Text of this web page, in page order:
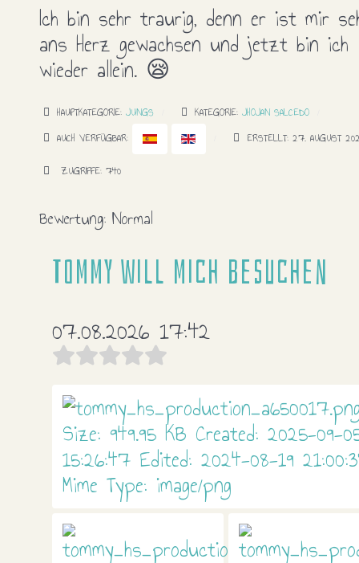
Ich bin sehr traurig, denn er ist mir
ans Herz gewachsen und jetzt bin ich
wieder allein. 😪
HAUPTKATEGORIE: JUNGS KATEGORIE: JHOJAN SALCEDO
AUCH VERFÜGBAR:
ERSTELLT: 27. AUGUST
ZUGRIFFE: 740
Bewertung: Normal
Tommy will mich besuchen
07.08.2026 17:42